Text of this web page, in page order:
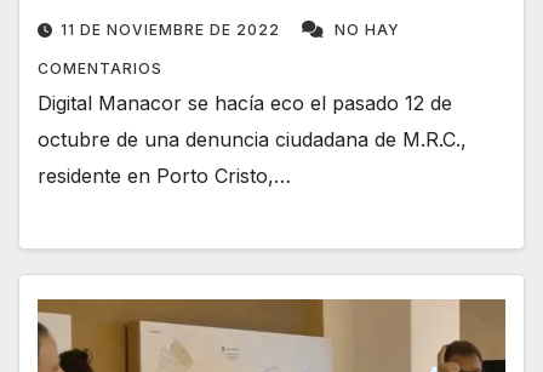
11 DE NOVIEMBRE DE 2022 NO HAY
COMENTARIOS
Digital Manacor se hacía eco el pasado 12 de
octubre de una denuncia ciudadana de M.R.C.,
residente en Porto Cristo,…